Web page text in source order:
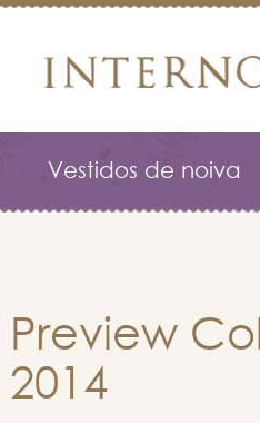
Vestidos de noiva
Preview
2014